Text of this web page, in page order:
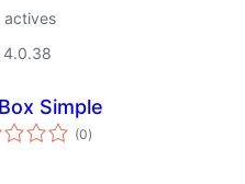
actives
4.0.38
Simple
(0puntuacions
totals
)